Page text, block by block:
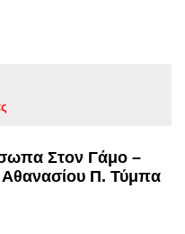
Στον Γάμο –
Π. Τύμπα